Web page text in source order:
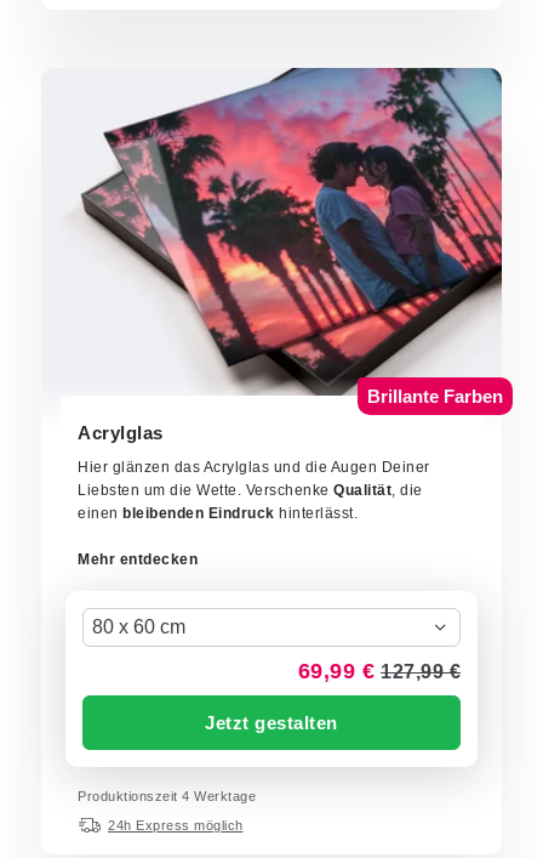
Brillante Farben
Acrylglas
Hier glänzen das Acrylglas und die Augen Deiner
Liebsten um die Wette. Verschenke Qualität, die
einen bleibenden Eindruck hinterlässt.
Mehr entdecken
80 x 60 cm
69,99 € 127,99 €
Jetzt gestalten
Produktionszeit 4 Werktage
24h Express möglich